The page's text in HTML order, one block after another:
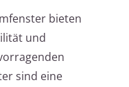
bieten
und
sind eine